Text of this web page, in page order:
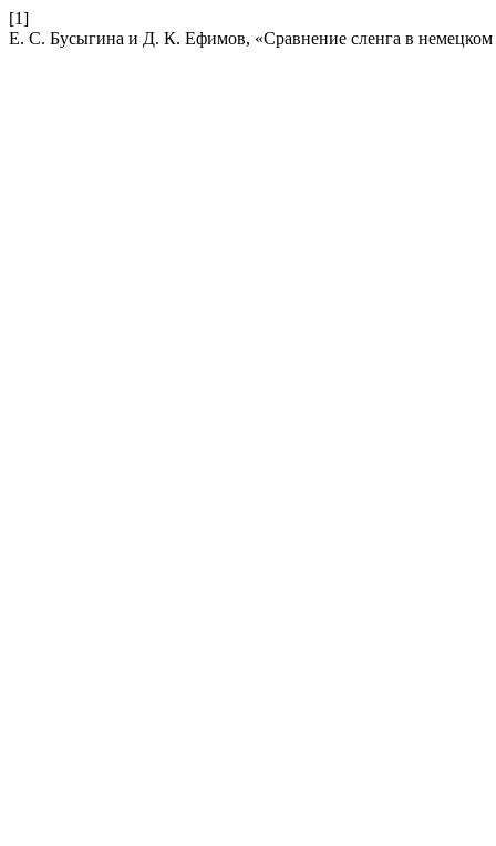
[1]
Е. С. Бусыгина и Д. К. Ефимов, «Сравнение сленга в немецком